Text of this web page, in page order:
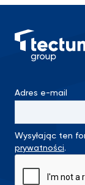
Adres e-mail
Wysyłając ten
prywatności.